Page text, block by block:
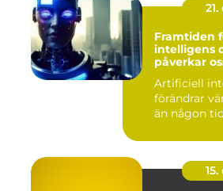
Framtiden
intelligens
påverkar
Artificiell
förändrar
än någon